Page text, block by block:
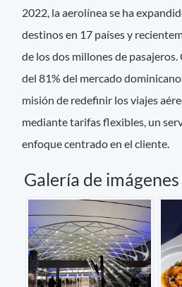
2022, la aerolínea se ha
destinos en 17 países y
de los dos millones de
del 81% del mercado
misión de redefinir los viajes
mediante tarifas flexibles, un
enfoque centrado en el cliente.
Galería de imágenes